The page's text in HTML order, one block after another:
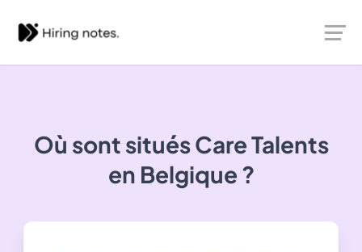
Où sont situésCare Talents
en Belgique ?